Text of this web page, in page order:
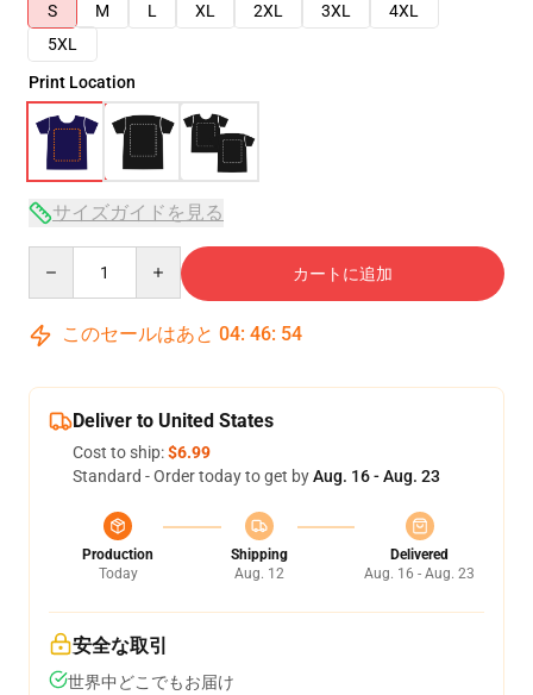
S
M L XL 2XL 3XL
4XL
5XL
Print Location
サイズガイドを見る
カートに追加
このセールはあと 04: 46: 53
Deliver to United States
Cost to ship:$6.99
Standard - Order today to get byAug. 16 - Aug. 23
Production
Today
Shipping
Aug. 12
Delivered
Aug. 16 - Aug. 23
安全な取引
世界中どこでもお届け